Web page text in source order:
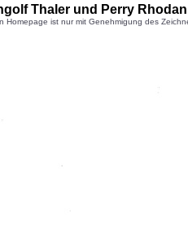
Thaler und Perry
ist nur mit Genehmigung des